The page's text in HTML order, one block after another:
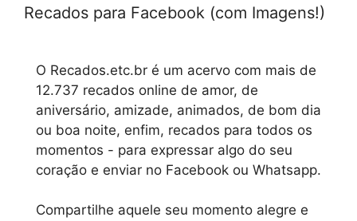
Recados para Facebook (com Imagens!)
O Recados.etc.br é um acervo com mais de
12.737 recados online de amor, de
aniversário, amizade, animados, de bom dia
ou boa noite, enfim, recados para todos os
momentos - para expressar algo do seu
coração e enviar no Facebook ou Whatsapp.
Compartilhe aquele seu momento alegre e